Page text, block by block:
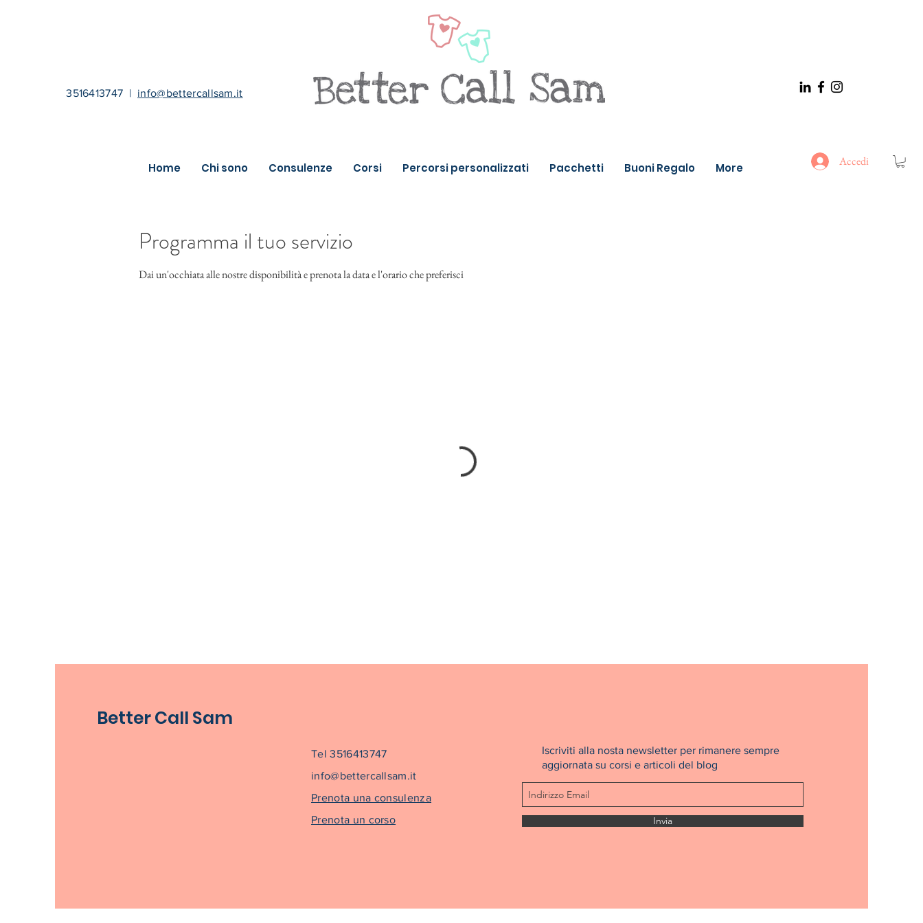
3516413747 | info@bettercallsam.it
Home Chi sono Consulenze Corsi Percorsi personalizzati Pacchetti Buoni Regalo More Accedi
Programma il tuo servizio
Dai un'occhiata alle nostre disponibilità e prenota la data e l'orario che preferisci
Better Call Sam
Tel 3516413747
info@bettercallsam.it
Prenota una consulenza
Prenota un corso
Iscriviti alla nosta newsletter per rimanere sempre
aggiornata su corsi e articoli del blog
Invia